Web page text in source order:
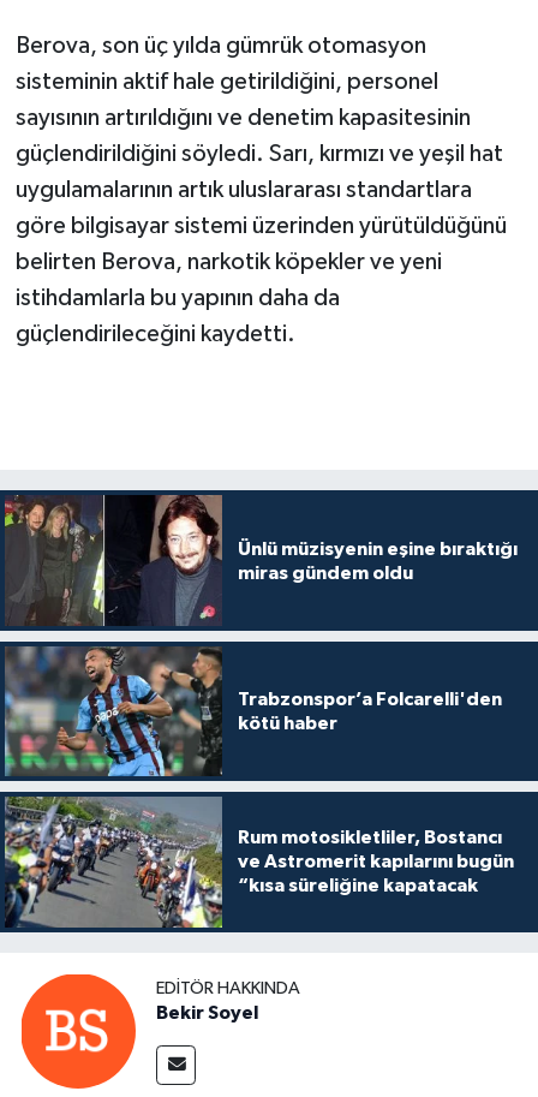
Berova, son üç yılda gümrük otomasyon
sisteminin aktif hale getirildiğini, personel
sayısının artırıldığını ve denetim kapasitesinin
güçlendirildiğini söyledi. Sarı, kırmızı ve yeşil hat
uygulamalarının artık uluslararası standartlara
göre bilgisayar sistemi üzerinden yürütüldüğünü
belirten Berova, narkotik köpekler ve yeni
istihdamlarla bu yapının daha da
güçlendirileceğini kaydetti.
Ünlü müzisyenin eşine bıraktığı
miras gündem oldu
Trabzonspor’a Folcarelli'den
kötü haber
Rum motosikletliler, Bostancı
ve Astromerit kapılarını bugün
“kısa süreliğine kapatacak
EDITÖR HAKKINDA
Bekir Soyel